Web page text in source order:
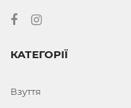
КАТЕГОРІЇ
Взуття